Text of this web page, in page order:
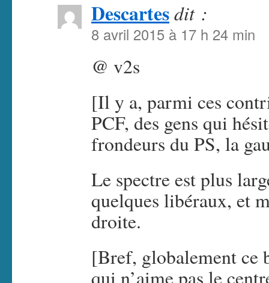
Descartesdit :
8 avril 2015 à 17 h 24 min
@ v2s
[Il y a, parmi ces
PCF, des gens qui
frondeurs du PS, la
Le spectre est plus
quelques libéraux, et
droite.
[Bref, globalement ce
qui n’aime pas le